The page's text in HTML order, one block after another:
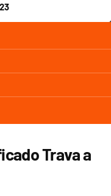
Trava a